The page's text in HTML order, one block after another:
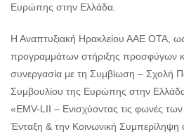
Ευρώπης στην Ελλάδα.
Η Αναπτυξιακή Ηρακλείου ΑΑΕ ΟΤΑ,
προγραμμάτων στήριξης προσφύγων
συνεργασία με τη Συμβίωση – Σχολή
Συμβουλίου της Ευρώπης στην
«EMV-LII – Ενισχύοντας τις φωνές
Ένταξη & την Κοινωνική Συμπερίληψη